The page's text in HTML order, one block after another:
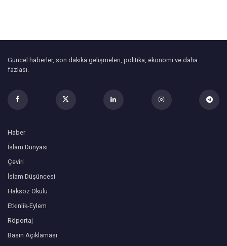
Güncel haberler, son dakika gelişmeleri, politika, ekonomi ve daha
fazlası.
Haber
İslam Dünyası
Çeviri
İslam Düşüncesi
Haksöz Okulu
Etkinlik-Eylem
Röportaj
Basın Açıklaması